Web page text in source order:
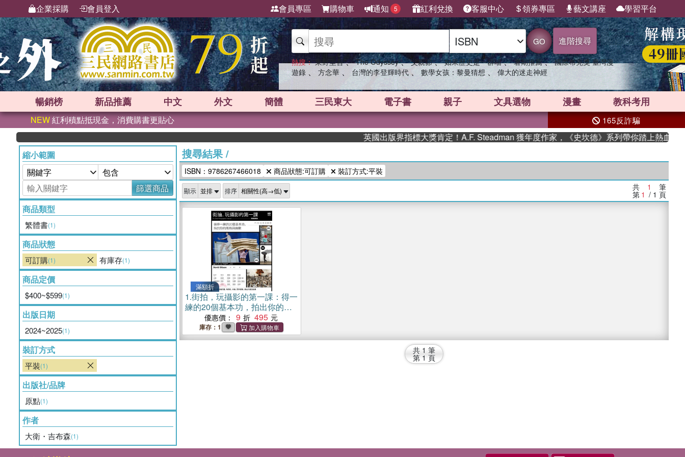
企業採購 會員登入 會員專區 購物車 通知 5 紅利兌換 客服中心 領券專區 藝文講座 學習平台
GO 進階搜尋
熱搜： 東野圭吾 、 The Odyssey 、 父親節 、 如果歷史是一群喵 、 暑期推薦 、 國際布克獎 臺灣漫
遊錄 、 方念華 、 台灣的李登輝時代 、 數學女孩：黎曼猜想 、 偉大的迷走神經
暢銷榜 新品推薦 中文 外文 簡體 三民東大 電子書 親子 文具選物 漫畫 教科考用
NEW紅利積點抵現金，消費購書更貼心 165反詐騙
英國出版界指標大獎肯定！A.F. Steadman 獲年度作家，《史坎德》系列帶你踏上熱血奇幻
縮小範圍
篩選商品
商品類型
繁體書(1)
商品狀態
可訂購(1) 有庫存(1)
商品定價
$400~$599(1)
出版日期
2024~2025(1)
裝訂方式
平裝(1)
出版社/品牌
原點(1)
作者
大衛・吉布森(1)
搜尋結果/
ISBN：9786267466018 商品狀態:可訂購 裝訂方式:平裝
顯示 排序 共 1 筆
第 1 / 1 頁
滿額折
1.街拍，玩攝影的第一課：得一
練的20個基本功，拍出你的風
格與幽默（長銷經典版）
優惠價： 9 495
庫存：1
共 1 筆
第 1 頁